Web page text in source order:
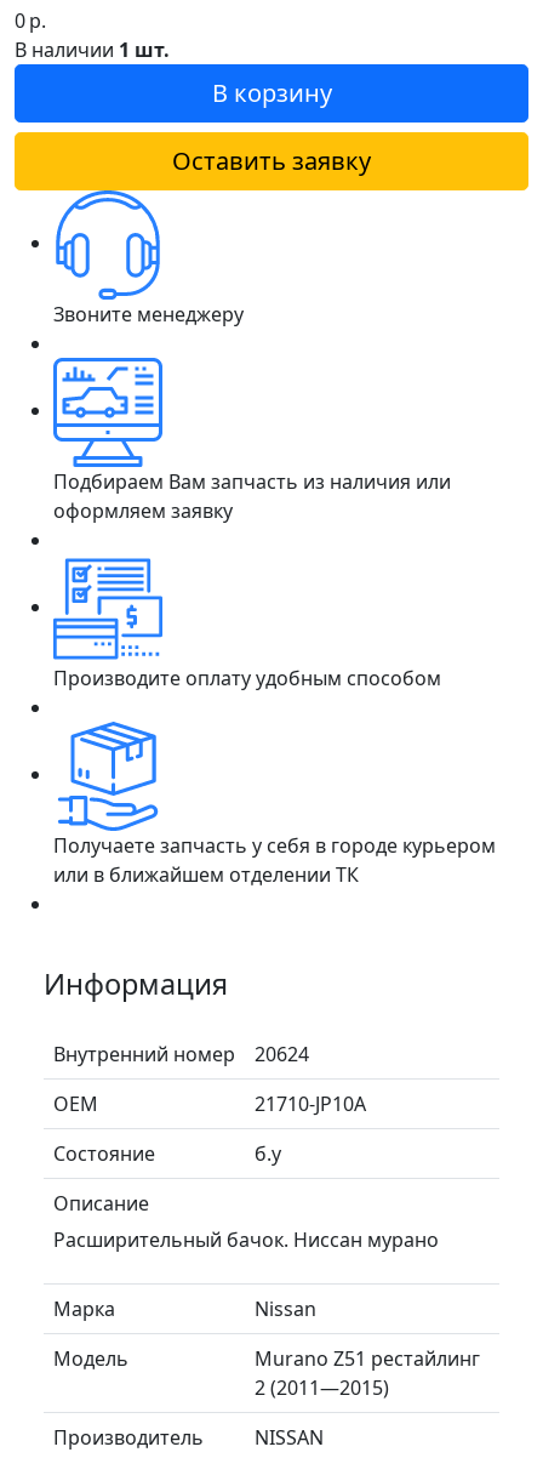
0р.
В наличии 1 шт.
В корзину
Оставить заявку
Звоните менеджеру
Подбираем Вам запчасть из наличия или
оформляем заявку
Производите оплату удобным способом
Получаете запчасть у себя в городе курьером
или в ближайшем отделении ТК
Информация
Внутренний номер
20624
ОЕМ
21710-JP10A
Состояние
б.у
Описание
Расширительный бачок. Ниссан мурано
Марка
Nissan
Модель
Murano Z51 рестайлинг
2 (2011—2015)
Производитель
NISSAN